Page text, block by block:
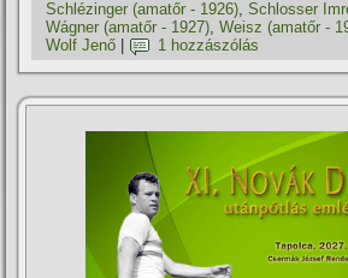
Schlézinger (amatőr - 1926),Schlosser
Wágner (amatőr - 1927),Weisz (amatőr -
Wolf Jenő
1 hozzászólás